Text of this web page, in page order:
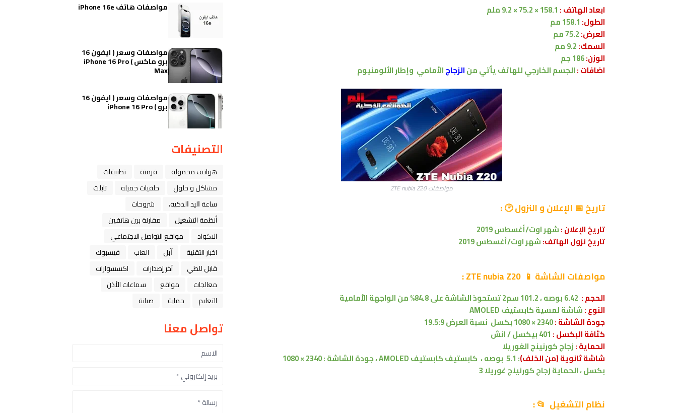
ابعاد الهاتف : 158.1 × 75.2 × 9.2 ملم
الطول: 158.1 مم
العرض:
السمك:9.2 مم
الوزن:
اضافات :الجسم الخارجي للهاتف يأتي منالزجاجالأمامي وإطار الألومنيوم
مواصفات ZTE nubia Z20
تاريخ📅 الإعلان و النزول 🕑:
تاريخ الإعلان:شهراوت/أغسطس 2019
تاريخ نزول الهاتف:شهراوت/أغسطس 2019
مواصفات الشاشة 📱 ZTE nubia Z20 :
الحجم : ،101.2 سم2 تستحوذ الشاشة على 84.8% من
الواجهة الأمامية
النوع :شاشة لمسيةكابستيفAMOLED
جودة الشاشة :2340 × 1080 بكسل
نسبة العرض 19.5:9
كثافة البكسل : 401 بيكسل / انش
الحماية :زجاج كورنينج الغوريلا
شاشة ثانوية (من الخلف):
5.1 بوصه، كابستيفكابستيفAMOLED
، جودة الشاشة : 2340 × 1080
بكسل ،الحمايةزجاج كورنينج غوريلا 3
نظام التشغيل 📂 :
مواصفات هاتف iPhone 16e
مواصفات وسعر ( ايفون 16
برو ماكس ) iPhone 16 Pro
Max
مواصفات وسعر ( ايفون 16
برو ) iPhone 16 Pro
التصنيفات
هواتف محمولة فرمتة
تطبيقات
مشاكل و حلول
خلفيات جميله
تابلت
ﺳﺎﻋﺔ ﺍﻟﻴﺪ ﺍﻟﺬﻛﻴﺔ،
شروحات
أنظمة التشغيل
مقارنة بين هاتفين
الاكواد
مواقع التواصل الاجتماعي
اخبار التقنية
ﺁﺑﻞ العاب
فيسبوك
قابل للطي
آخر إصدارات
اكسسوارات
معالجات
مواقع
سماعات الأذن
التعليم
حماية صيانة
تواصل معنا